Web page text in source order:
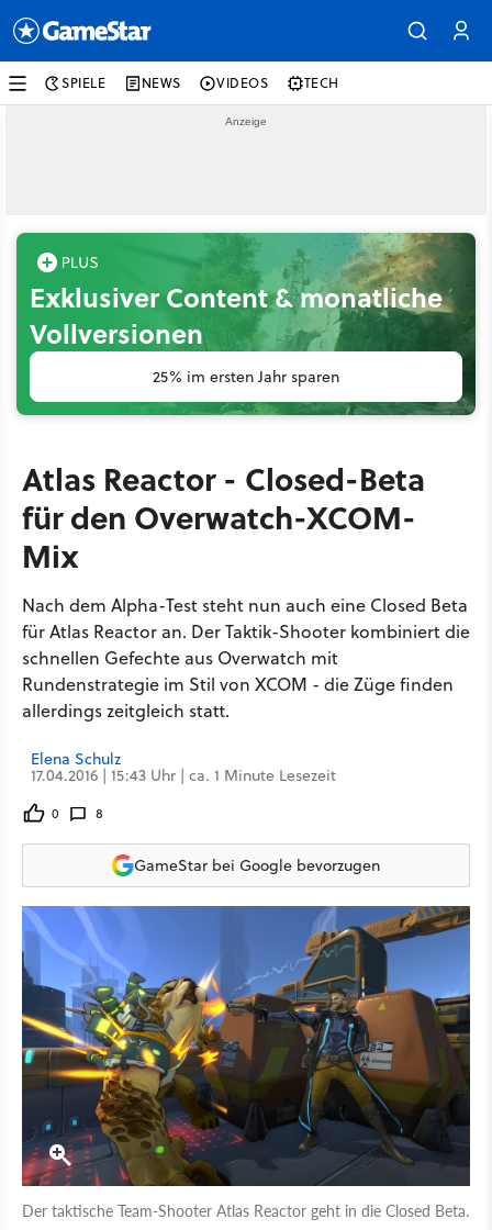
SPIELE NEWS VIDEOS TECH
Exklusiver Content & monatliche
Vollversionen
25% im ersten Jahr sparen
Atlas Reactor - Closed-Beta
für den Overwatch-XCOM-
Mix
Nach dem Alpha-Test steht nun auch eine Closed Beta
für Atlas Reactor an. Der Taktik-Shooter kombiniert die
schnellen Gefechte aus Overwatch mit
Rundenstrategie im Stil von XCOM - die Züge finden
allerdings zeitgleich statt.
Elena Schulz
17.04.2016 | 15:43 Uhr | ca. 1 Minute Lesezeit
0 8
GameStar bei Google bevorzugen
Der taktische Team-Shooter Atlas Reactor geht in die Closed Beta.